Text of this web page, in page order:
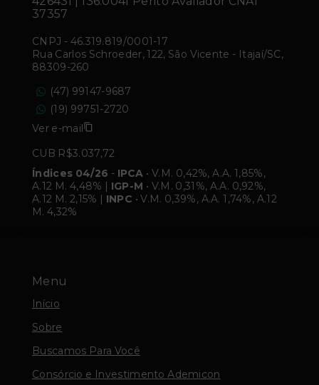
Menu
Início
Sobre
Buscamos Para Você
Consórcio e Investimento Ademicon
37357
CNPJ - 46.319.819/0001-17
Rua Carlos Schroeder, 122, São Vicente - Itajaí/SC,
88309-260
(47) 99147-9687
(19) 99751-2720
Ver e-mail
CUB R$3.037,72
Índices 04/26 - IPCA • V.M. 0,42%, A.A. 1,85%,
A.12 M. 4,48% | IGP-M • V.M. 0,31%, A.A. 0,92%,
A.12 M. 2,15% | INPC • V.M. 0,39%, A.A. 1,74%, A.12
M. 4,32%